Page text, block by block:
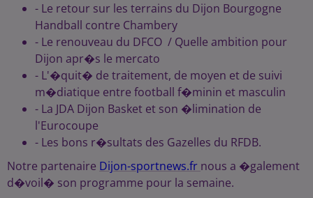
- Le retour sur les terrains du Dijon Bourgogne
Handball contre Chambery
- Le renouveau du DFCO / Quelle ambition pour
Dijon apr�s le mercato
- L'�quit� de traitement, de moyen et de suivi
m�diatique entre football f�minin et masculin
- La JDA Dijon Basket et son �limination de
l'Eurocoupe
- Les bons r�sultats des Gazelles du RFDB.
Notre partenaire Dijon-sportnews.fr nous a �galement
d�voil� son programme pour la semaine.